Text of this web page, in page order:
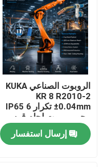
الروبوت الصناعي KUKA
KR 8 R2010-2
±0.04mm تكرار IP65 6
محور روبوت لحام قوس
و KR C4 KR C5 KR C5-2
مجلس إدارةإرسال استفسار